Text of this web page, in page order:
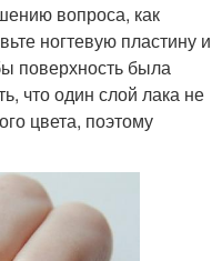
вопроса, как
ногтевую пластину и
поверхность была
что один слой лака не
цвета, поэтому